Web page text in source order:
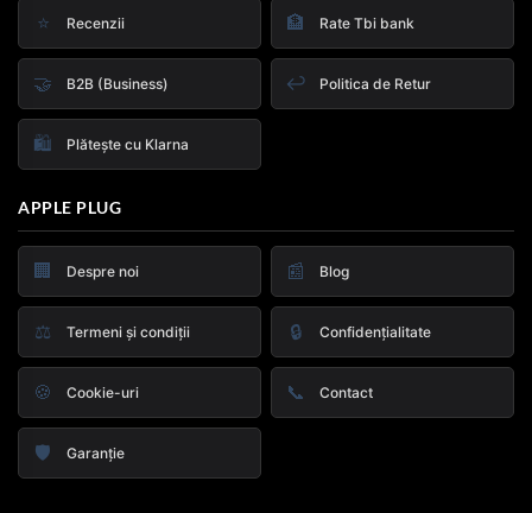
⭐ Recenzii 🏦 Rate Tbi bank
🤝 B2B (Business) ↩️ Politica de Retur
🛍️ Plătește cu Klarna
APPLE PLUG
🏢 Despre noi 📰 Blog
⚖️ Termeni și condiții 🔒 Confidențialitate
🍪 Cookie-uri 📞 Contact
🛡️ Garanție